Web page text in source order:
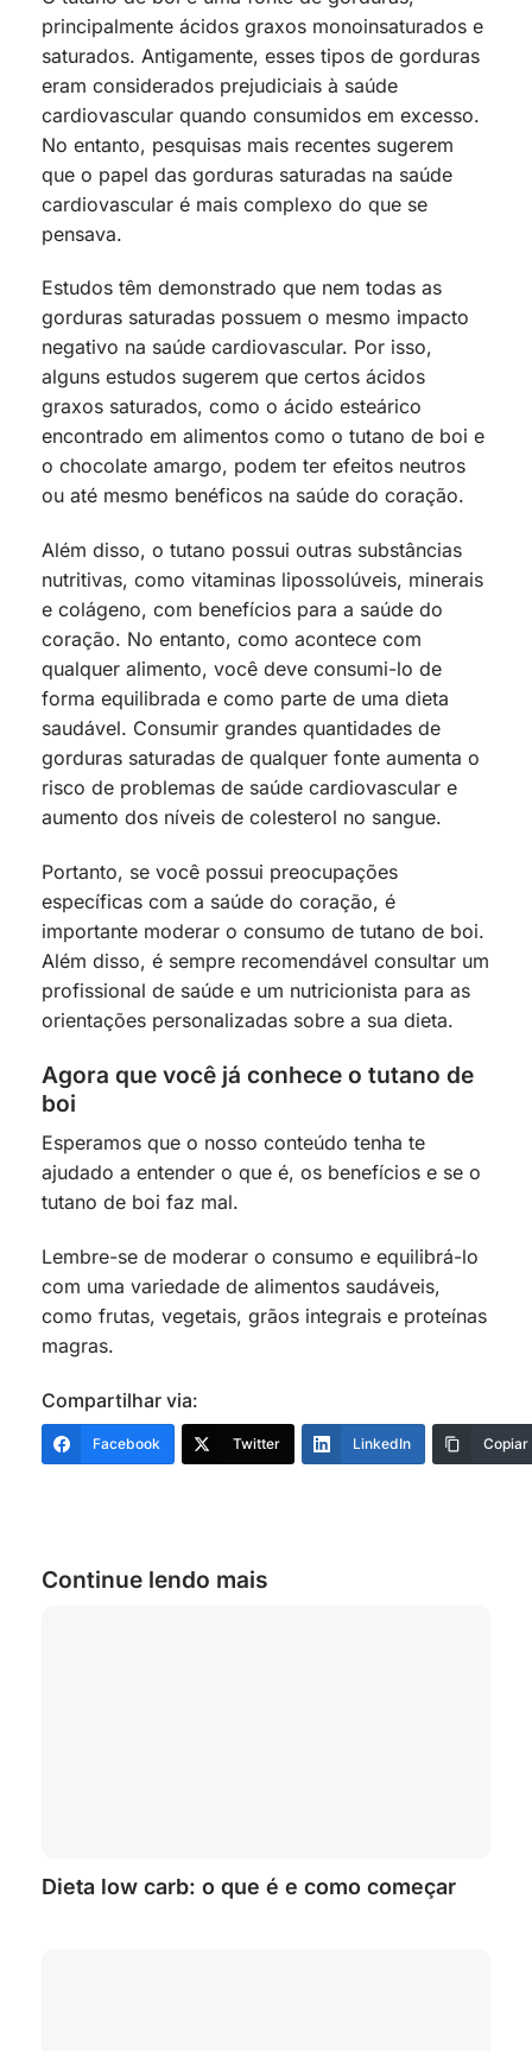
principalmente ácidos graxos monoinsaturados e
saturados. Antigamente, esses tipos de gorduras
eram considerados prejudiciais à saúde
cardiovascular quando consumidos em excesso.
No entanto, pesquisas mais recentes sugerem
que o papel das gorduras saturadas na saúde
cardiovascular é mais complexo do que se
pensava.
Estudos têm demonstrado que nem todas as
gorduras saturadas possuem o mesmo impacto
negativo na saúde cardiovascular. Por isso,
alguns estudos sugerem que certos ácidos
graxos saturados, como o ácido esteárico
encontrado em alimentos como o tutano de boi e
o chocolate amargo, podem ter efeitos neutros
ou até mesmo benéficos na saúde do coração.
Além disso, o tutano possui outras substâncias
nutritivas, como vitaminas lipossolúveis, minerais
e colágeno, com benefícios para a saúde do
coração. No entanto, como acontece com
qualquer alimento, você deve consumi-lo de
forma equilibrada e como parte de uma dieta
saudável. Consumir grandes quantidades de
gorduras saturadas de qualquer fonte aumenta o
risco de problemas de saúde cardiovascular e
aumento dos níveis de colesterol no sangue.
Portanto, se você possui preocupações
específicas com a saúde do coração, é
importante moderar o consumo de tutano de boi.
Além disso, é sempre recomendável consultar um
profissional de saúde e um nutricionista para as
orientações personalizadas sobre a sua dieta.
Agora que você já conhece o tutano de
boi
Esperamos que o nosso conteúdo tenha te
ajudado a entender o que é, os benefícios e se o
tutano de boi faz mal.
Lembre-se de moderar o consumo e equilibrá-lo
com uma variedade de alimentos saudáveis,
como frutas, vegetais, grãos integrais e proteínas
magras.
Compartilhar via:
Facebook Twitter LinkedIn Copiar
Continue lendo mais
Dieta low carb: o que é e como começar